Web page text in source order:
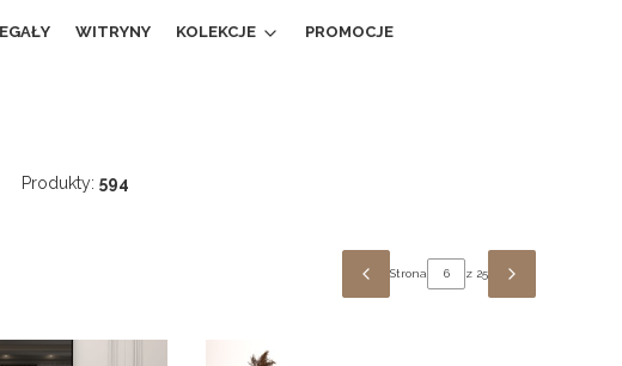
WITRYNY KOLEKCJE PROMOCJE
Produkty: 594
POPRZEDNIE PRODUKTY
Strona z 25